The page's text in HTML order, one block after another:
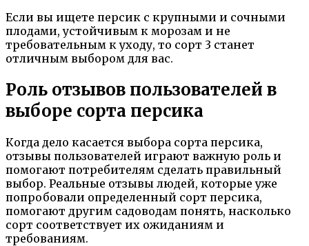
Если вы ищете персик с крупными и сочными
плодами, устойчивым к морозам и не
требовательным к уходу, то сорт 3 станет
отличным выбором для вас.
Роль отзывов пользователей в
выборе сорта персика
Когда дело касается выбора сорта персика,
отзывы пользователей играют важную роль и
помогают потребителям сделать правильный
выбор. Реальные отзывы людей, которые уже
попробовали определенный сорт персика,
помогают другим садоводам понять, насколько
сорт соответствует их ожиданиям и
требованиям.